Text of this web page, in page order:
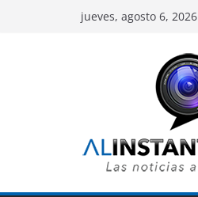
jueves, agosto 6, 2026